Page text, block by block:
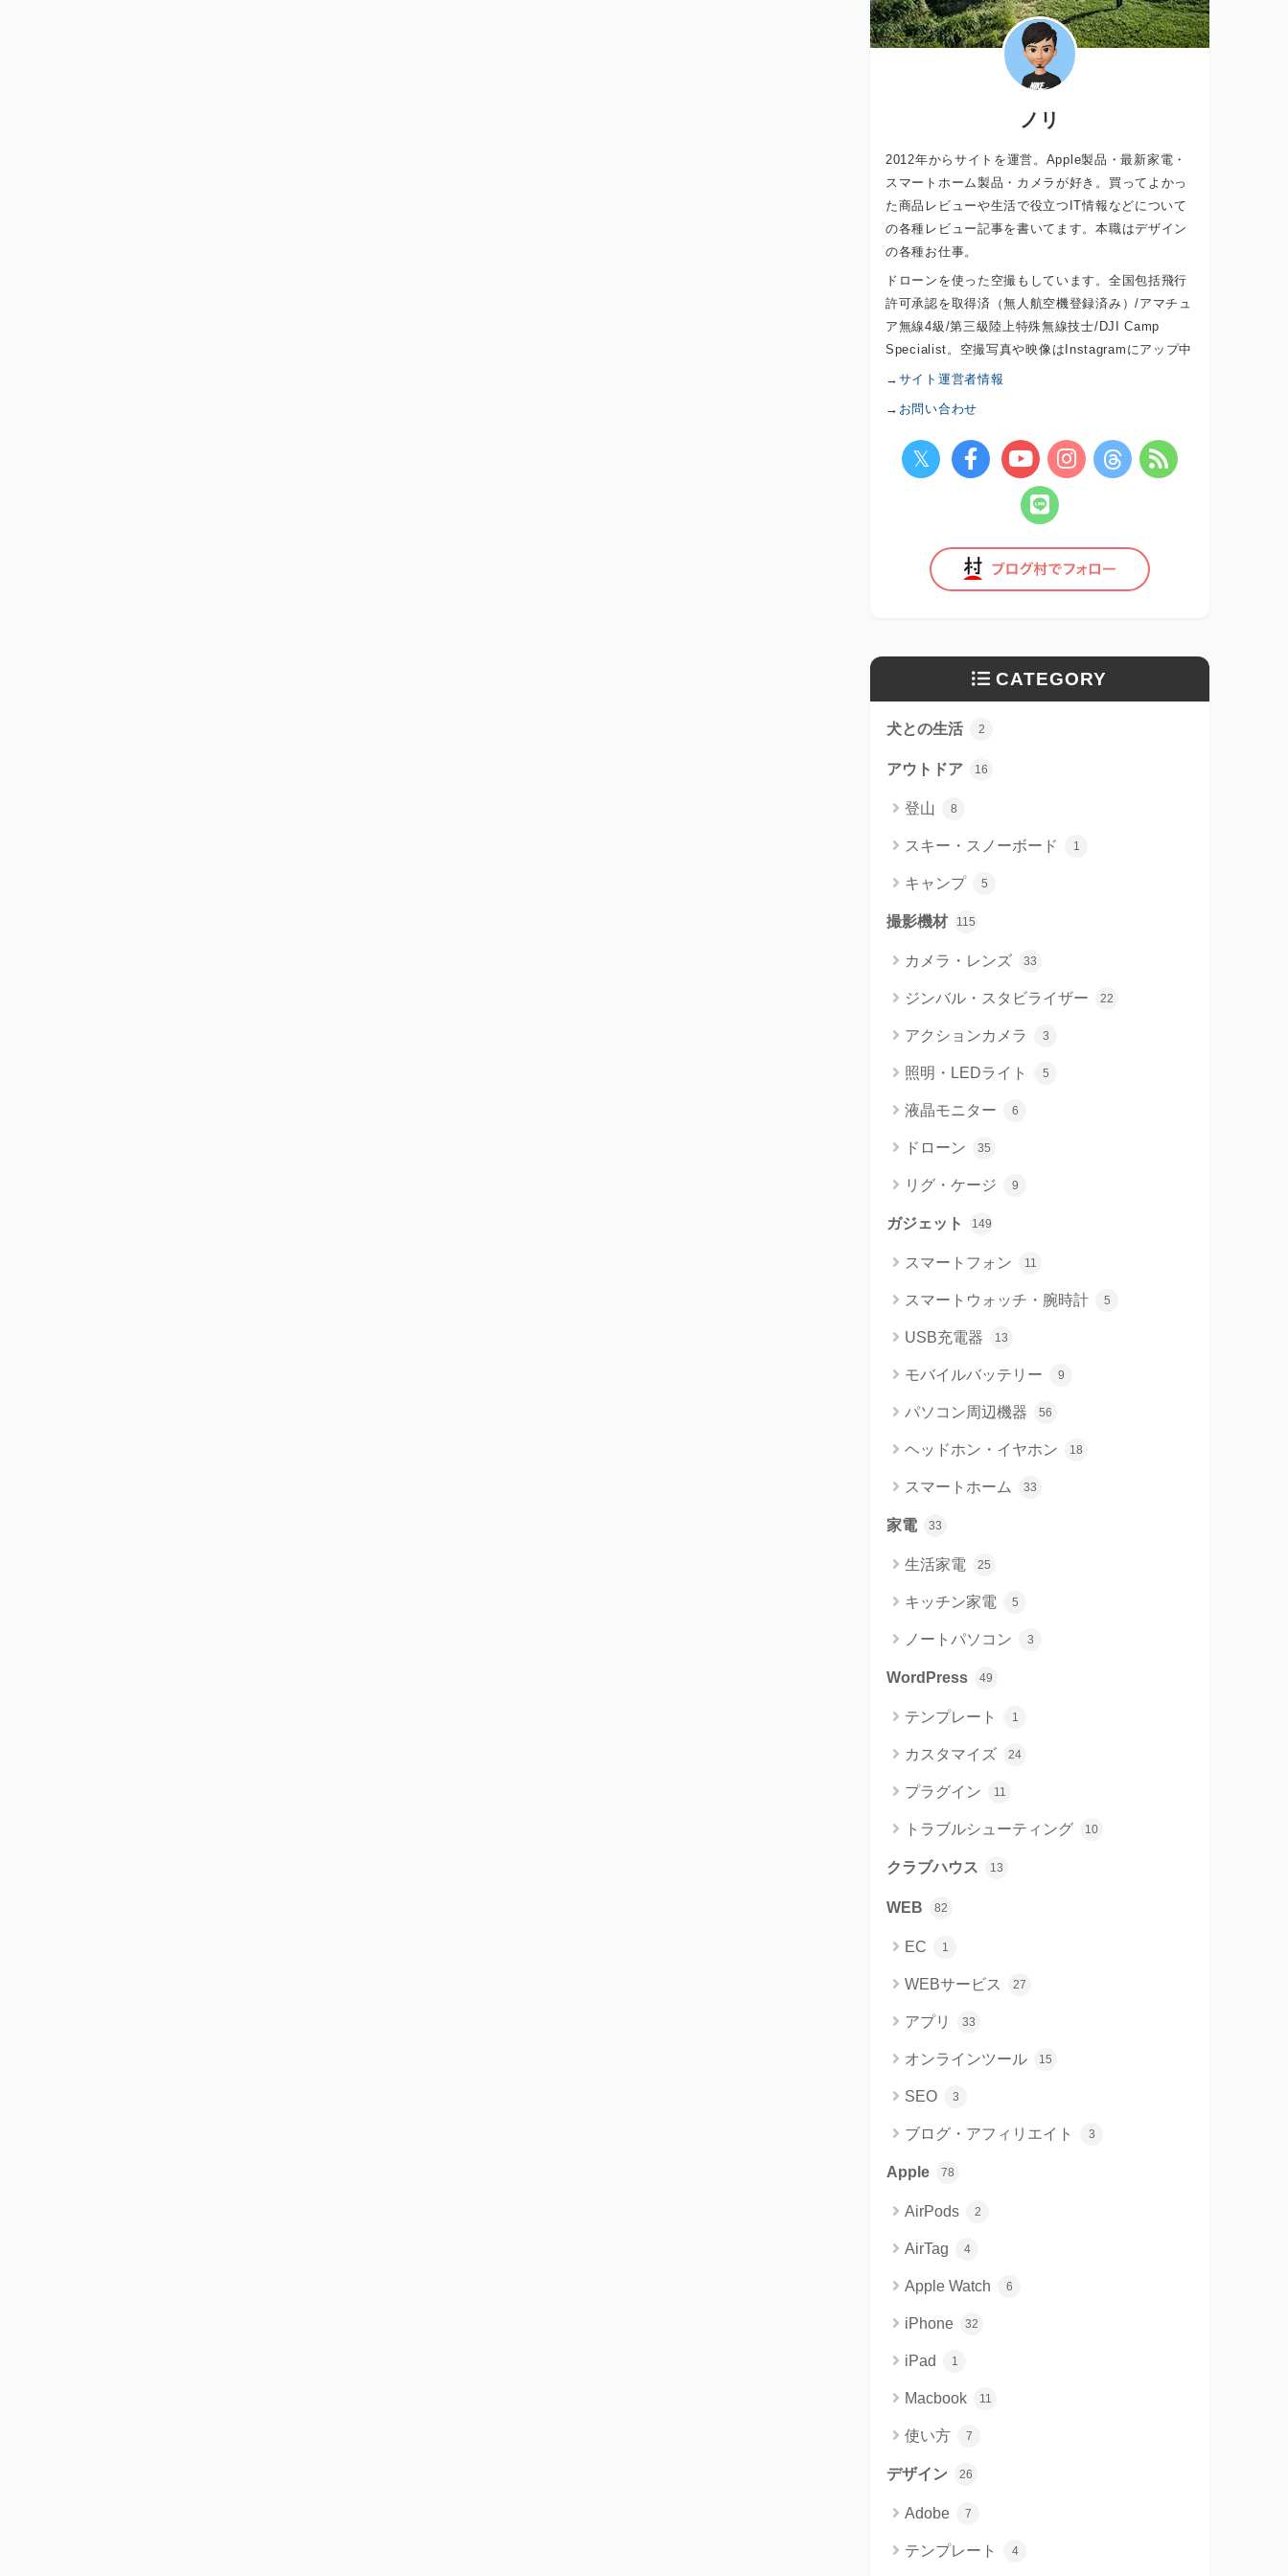
ノリ
2012年からサイトを運営。Apple製品・最新家電・
スマートホーム製品・カメラが好き。買ってよかっ
た商品レビューや生活で役立つIT情報などについて
の各種レビュー記事を書いてます。本職はデザイン
の各種お仕事。
ドローンを使った空撮もしています。全国包括飛行
許可承認を取得済（無人航空機登録済み）/アマチュ
ア無線4級/第三級陸上特殊無線技士/DJI Camp
Specialist。空撮写真や映像はInstagramにアップ中
→ サイト運営者情報
→ お問い合わせ
CATEGORY
犬との生活 2
アウトドア 16
登山 8
スキー・スノーボード 1
キャンプ 5
撮影機材 115
カメラ・レンズ 33
ジンバル・スタビライザー 22
アクションカメラ 3
照明・LEDライト 5
液晶モニター 6
ドローン 35
リグ・ケージ 9
ガジェット 149
スマートフォン 11
スマートウォッチ・腕時計 5
USB充電器 13
モバイルバッテリー 9
パソコン周辺機器 56
ヘッドホン・イヤホン 18
スマートホーム 33
家電 33
生活家電 25
キッチン家電 5
ノートパソコン 3
WordPress 49
テンプレート 1
カスタマイズ 24
プラグイン 11
トラブルシューティング 10
クラブハウス 13
WEB 82
EC 1
WEBサービス 27
アプリ 33
オンラインツール 15
SEO 3
ブログ・アフィリエイト 3
Apple 78
AirPods 2
AirTag 4
Apple Watch 6
iPhone 32
iPad 1
Macbook 11
使い方 7
デザイン 26
Adobe 7
テンプレート 4